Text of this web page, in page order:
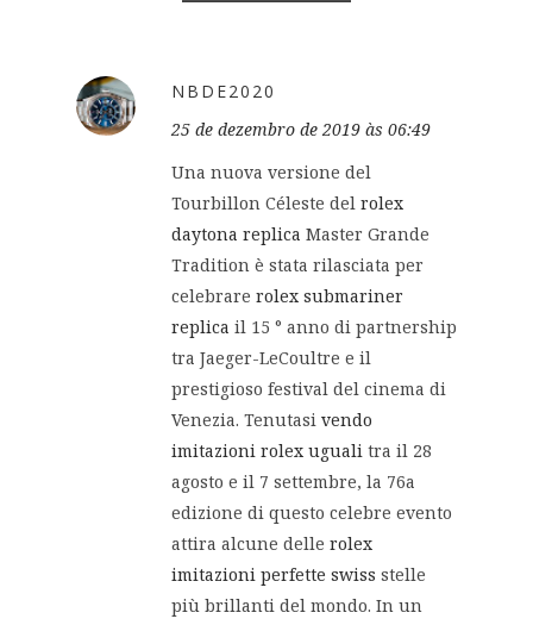
NBDE2020
25 de dezembro de 2019 às 06:49
Una nuova versione del
Tourbillon Céleste del rolex
daytona replica Master Grande
Tradition è stata rilasciata per
celebrare rolex submariner
replica il 15 ° anno di partnership
tra Jaeger-LeCoultre e il
prestigioso festival del cinema di
Venezia. Tenutasi vendo
imitazioni rolex uguali tra il 28
agosto e il 7 settembre, la 76a
edizione di questo celebre evento
attira alcune delle rolex
imitazioni perfette swiss stelle
più brillanti del mondo. In un